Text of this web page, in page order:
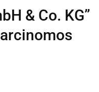
& Co. KG”